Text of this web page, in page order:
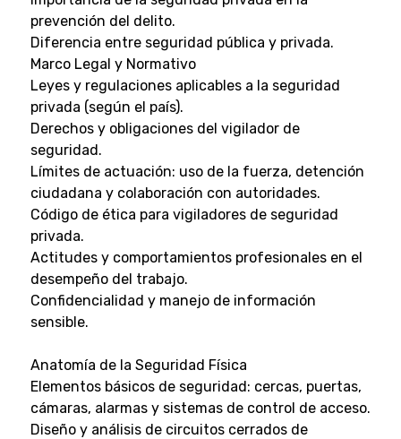
prevención del delito.
Diferencia entre seguridad pública y privada.
Marco Legal y Normativo
Leyes y regulaciones aplicables a la seguridad
privada (según el país).
Derechos y obligaciones del vigilador de
seguridad.
Límites de actuación: uso de la fuerza, detención
ciudadana y colaboración con autoridades.
Código de ética para vigiladores de seguridad
privada.
Actitudes y comportamientos profesionales en el
desempeño del trabajo.
Confidencialidad y manejo de información
sensible.
Anatomía de la Seguridad Física
Elementos básicos de seguridad: cercas, puertas,
cámaras, alarmas y sistemas de control de acceso.
Diseño y análisis de circuitos cerrados de